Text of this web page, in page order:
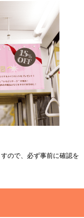
ので、必ず事前に確認を